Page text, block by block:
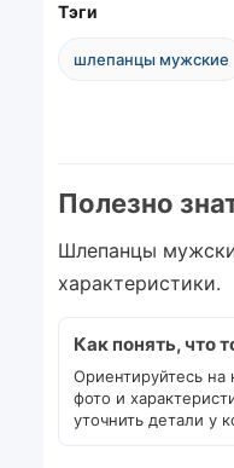
Тэги
шлепанцы мужские
Полезно
Шлепанцы
характеристики.
Как понять, что
Ориентируйтесь на
фото и
уточнить детали у